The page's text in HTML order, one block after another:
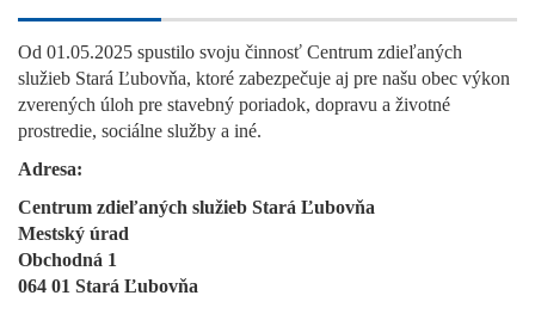
Od 01.05.2025 spustilo svoju činnosť Centrum zdieľaných
služieb Stará Ľubovňa, ktoré zabezpečuje aj pre našu obec výkon
zverených úloh pre stavebný poriadok, dopravu a životné
prostredie, sociálne služby a iné.
Adresa:
Centrum zdieľaných služieb Stará Ľubovňa
Mestský úrad
Obchodná 1
064 01 Stará Ľubovňa